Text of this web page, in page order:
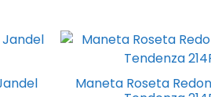
Maneta Roseta
Este
tiene